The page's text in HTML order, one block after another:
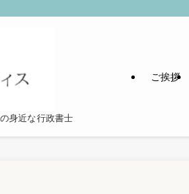
身近な行政書士
ご挨拶